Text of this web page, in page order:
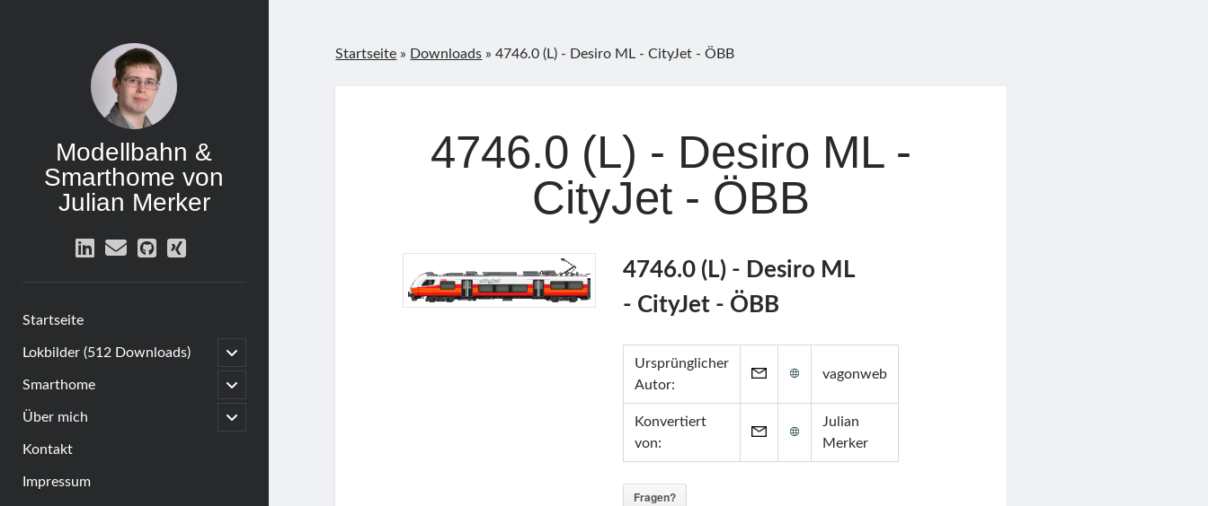
Modellbahn &
Smarthome von
Julian Merker
linkedin
emailgithub
xing
Startseite
Lokbilder (512 Downloads)
open
child
menu
Smarthome
open
child
menu
Über mich
open
child
Kontakt
Impressum
Startseite » Downloads »4746.0 (L) - Desiro ML - CityJet - ÖBB
4746.0 (L) - Desiro ML -
CityJet - ÖBB
4746.0 (L) - Desiro ML
- CityJet - ÖBB
Ursprünglicher
Autor:
vagonweb
Konvertiert
von:
Julian
Merker
Fragen?